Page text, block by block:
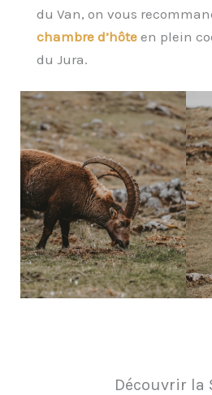
du Van, on vous
chambre d’hôte en plein
du Jura.
Découvrir la